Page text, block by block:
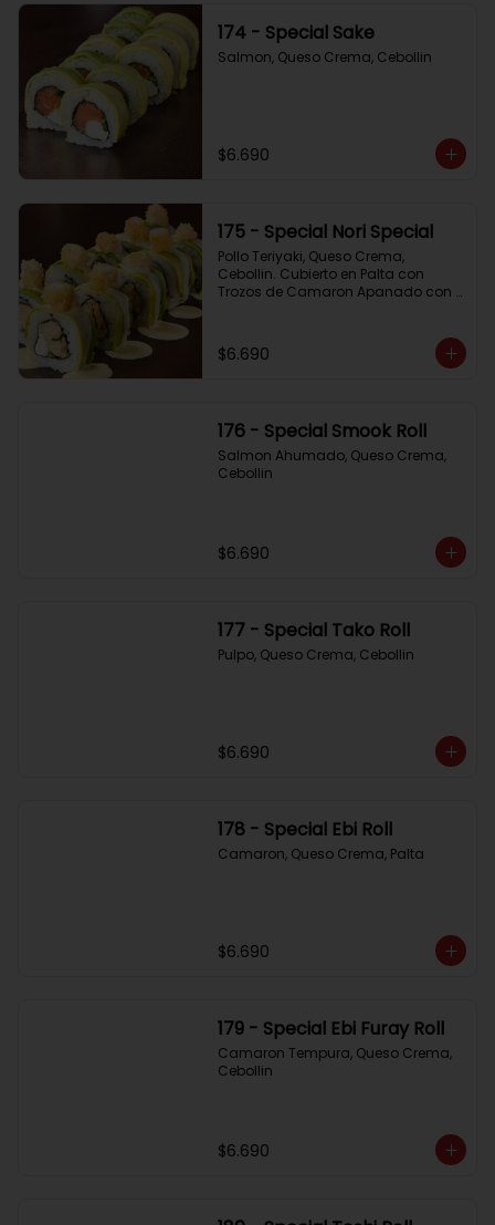
174 - Special Sake
Salmon, Queso Crema, Cebollin
$6.690
175 - Special Nori Special
Pollo Teriyaki, Queso Crema,
Cebollin. Cubierto en Palta con
Trozos de Camaron Apanado con
$6.690
176 - Special Smook Roll
Salmon Ahumado, Queso Crema,
Cebollin
$6.690
177 - Special Tako Roll
Pulpo, Queso Crema, Cebollin
$6.690
178 - Special Ebi Roll
Camaron, Queso Crema, Palta
$6.690
179 - Special Ebi Furay Roll
Camaron Tempura, Queso Crema,
Cebollin
$6.690